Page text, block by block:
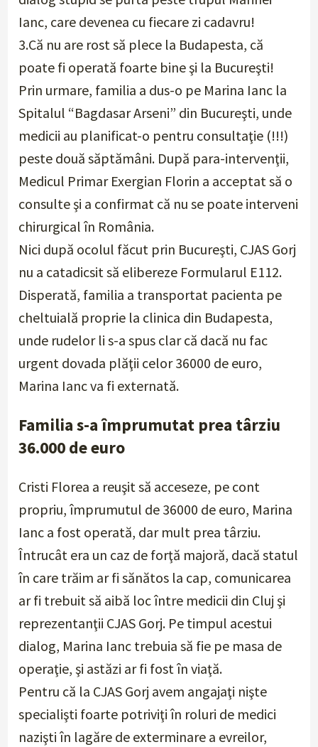
Ianc, care devenea cu fiecare zi cadavru!
3.Că nu are rost să plece la Budapesta, că
poate fi operată foarte bine şi la Bucureşti!
Prin urmare, familia a dus-o pe Marina Ianc la
Spitalul “Bagdasar Arseni” din Bucureşti, unde
medicii au planificat-o pentru consultaţie (!!!)
peste două săptămâni. După para-intervenţii,
Medicul Primar Exergian Florin a acceptat să o
consulte şi a confirmat că nu se poate interveni
chirurgical în România.
Nici după ocolul făcut prin Bucureşti, CJAS Gorj
nu a catadicsit să elibereze Formularul E112.
Disperată, familia a transportat pacienta pe
cheltuială proprie la clinica din Budapesta,
unde rudelor li s-a spus clar că dacă nu fac
urgent dovada plăţii celor 36000 de euro,
Marina Ianc va fi externată.
Familia s-a împrumutat prea târziu
36.000 de euro
Cristi Florea a reuşit să acceseze, pe cont
propriu, împrumutul de 36000 de euro, Marina
Ianc a fost operată, dar mult prea târziu.
Întrucât era un caz de forţă majoră, dacă statul
în care trăim ar fi sănătos la cap, comunicarea
ar fi trebuit să aibă loc între medicii din Cluj şi
reprezentanţii CJAS Gorj. Pe timpul acestui
dialog, Marina Ianc trebuia să fie pe masa de
operaţie, şi astăzi ar fi fost în viaţă.
Pentru că la CJAS Gorj avem angajaţi nişte
specialişti foarte potriviţi în roluri de medici
nazişti în lagăre de exterminare a evreilor,